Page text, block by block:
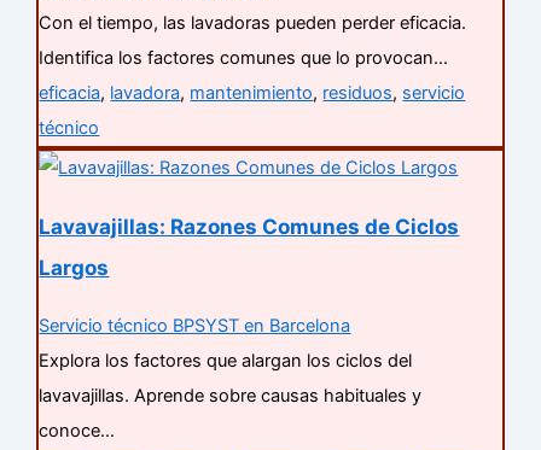
Con el tiempo, las lavadoras pueden perder eficacia.
Identifica los factores comunes que lo provocan…
eficacia, lavadora, mantenimiento, residuos, servicio
técnico
Lavavajillas: Razones Comunes de Ciclos
Largos
Servicio técnico BPSYST en Barcelona
Explora los factores que alargan los ciclos del
lavavajillas. Aprende sobre causas habituales y
conoce…